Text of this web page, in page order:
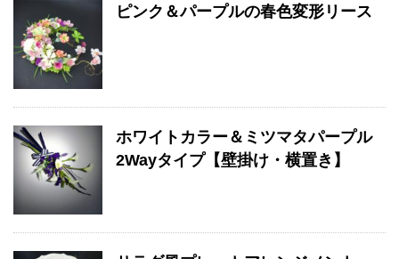
ピンク＆パープルの春色変形リース
ホワイトカラー＆ミツマタパープル
2Wayタイプ【壁掛け・横置き】